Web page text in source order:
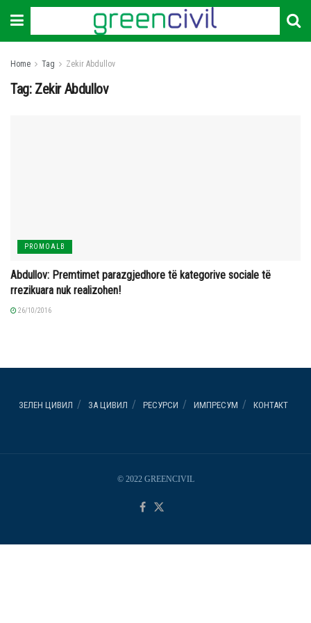
Home Tag Zekir Abdullov
Tag: Zekir Abdullov
PROMOALB
Abdullov: Premtimet parazgjedhore të kategorive sociale të
rrezikuara nuk realizohen!
26/10/2016
ЗЕЛЕН ЦИВИЛ ЗА ЦИВИЛ РЕСУРСИ ИМПРЕСУМ КОНТАКТ
© 2022 GREENCIVIL